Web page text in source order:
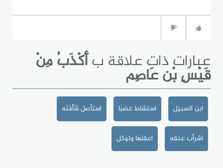
عبارات ذات علاقة بأَكْذَبُ مِنْ
قَيْسِ بْن عَاصِم
ابن السبيل استشاط غضبا استأصل شَأْفَتَه
اشرأب عنقه اعقلها وتوكل